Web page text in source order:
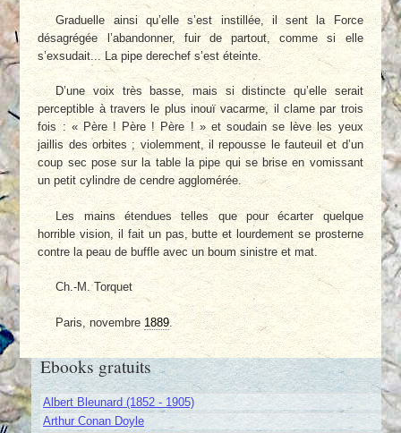
Graduelle ainsi qu’elle s’est instillée, il sent la Force
désagrégée l’abandonner, fuir de partout, comme si elle
s’exsudait... La pipe derechef s’est éteinte.
D’une voix très basse, mais si distincte qu’elle serait
perceptible à travers le plus inouï vacarme, il clame par trois
fois : « Père ! Père ! Père ! » et soudain se lève les yeux
jaillis des orbites ; violemment, il repousse le fauteuil et d’un
coup sec pose sur la table la pipe qui se brise en vomissant
un petit cylindre de cendre agglomérée.
Les mains étendues telles que pour écarter quelque
horrible vision, il fait un pas, butte et lourdement se prosterne
contre la peau de buffle avec un boum sinistre et mat.
Ch.-M. Torquet
Paris, novembre 1889.
Ebooks gratuits
Albert Bleunard (1852 - 1905)
Arthur Conan Doyle